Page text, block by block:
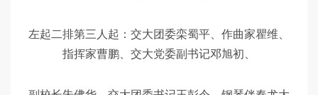
左起二排第三人起：交大团委栾蜀平、作曲家瞿维、
指挥家曹鹏、交大党委副书记邓旭初、